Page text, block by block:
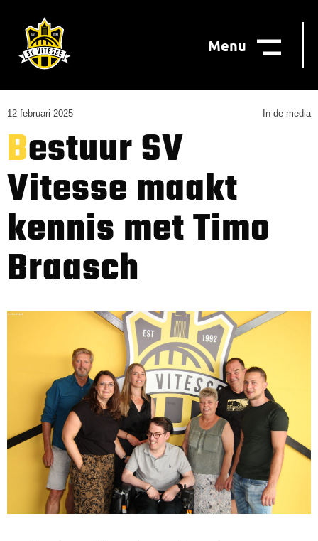
Menu
12 februari 2025 In de media
Bestuur SV
Vitesse maakt
kennis met Timo
Braasch